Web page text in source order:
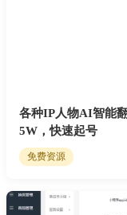
各种IP人物AI智能
5W，快速起号
免费资源